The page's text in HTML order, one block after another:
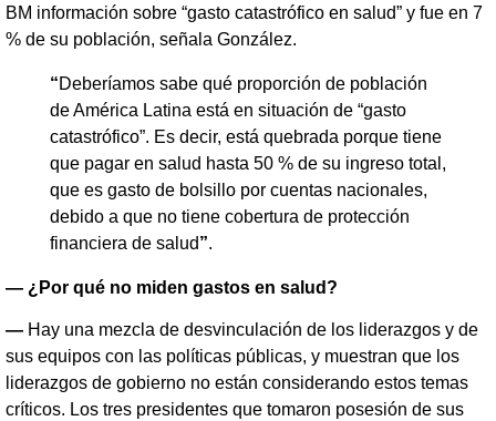
BM información sobre “gasto catastrófico en salud” y fue en 7
% de su población, señala González.
“Deberíamos sabe qué proporción de población
de América Latina está en situación de “gasto
catastrófico”. Es decir, está quebrada porque tiene
que pagar en salud hasta 50 % de su ingreso total,
que es gasto de bolsillo por cuentas nacionales,
debido a que no tiene cobertura de protección
financiera de salud”.
— ¿Por qué no miden gastos en salud?
— Hay una mezcla de desvinculación de los liderazgos y de
sus equipos con las políticas públicas, y muestran que los
liderazgos de gobierno no están considerando estos temas
críticos. Los tres presidentes que tomaron posesión de sus